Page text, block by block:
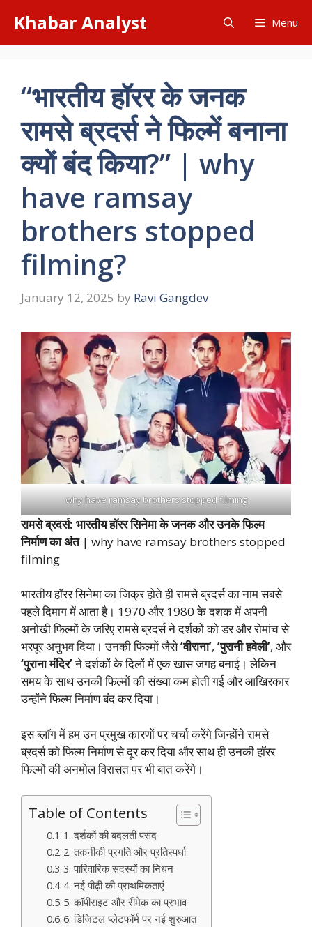
content
Khabar Analyst Menu
“भारतीय हॉरर के जनक
रामसे ब्रदर्स ने फिल्में बनाना
क्यों बंद किया?” | why
have ramsay
brothers stopped
filming?
January 12, 2025 by Ravi Gangdev
why have ramsay brothers stopped filming
रामसे ब्रदर्स: भारतीय हॉरर सिनेमा के जनक और उनके फिल्म
निर्माण का अंत| why have ramsay brothers stopped
filming
भारतीय हॉरर सिनेमा का जिक्र होते ही रामसे ब्रदर्स का नाम सबसे
पहले दिमाग में आता है। 1970 और 1980 के दशक में अपनी
अनोखी फिल्मों के जरिए रामसे ब्रदर्स ने दर्शकों को डर और रोमांच से
भरपूर अनुभव दिया। उनकी फिल्मों जैसे‘वीराना’, ‘पुरानी हवेली’, और
‘पुराना मंदिर’ने दर्शकों के दिलों में एक खास जगह बनाई। लेकिन
समय के साथ उनकी फिल्मों की संख्या कम होती गई और आखिरकार
उन्होंने फिल्म निर्माण बंद कर दिया।
इस ब्लॉग में हम उन प्रमुख कारणों पर चर्चा करेंगे जिन्होंने रामसे
ब्रदर्स को फिल्म निर्माण से दूर कर दिया और साथ ही उनकी हॉरर
फिल्मों की अनमोल विरासत पर भी बात करेंगे।
Table of Contents
1. दर्शकों की बदलती पसंद
2. तकनीकी प्रगति और प्रतिस्पर्धा
3. पारिवारिक सदस्यों का निधन
4. नई पीढ़ी की प्राथमिकताएं
5. कॉपीराइट और रीमेक का प्रभाव
6. डिजिटल प्लेटफॉर्म पर नई शुरुआत